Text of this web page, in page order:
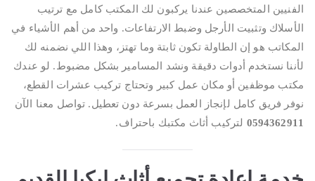
الفنيين المتخصصين عندنا يركبون لك المكتب كامل مع ترتيب
الأسلاك وتثبيت الأرجل وضبط الارتفاعات. واحد من أهم الأشياء في
المكاتب هو إن الطاولة تكون ثابتة وما تهتز، وهذا اللي نضمنه لك
لأننا نستخدم أدوات دقيقة ونشد المسامير بشكل مضبوط. لو عندك
مكتب موظفين أو مكان عمل كبير وتحتاج تركيب عشرات القطع،
نوفر فريق كامل لإنجاز العمل بسرعة دون تعطيل. تواصل معنا الآن
0594362911 لتركيب أثاث مكتبك باحتراف.